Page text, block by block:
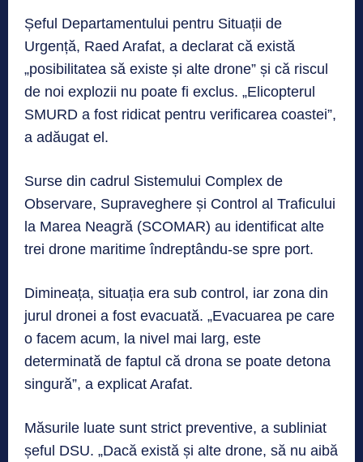
Șeful Departamentului pentru Situații de
Urgență, Raed Arafat, a declarat că există
„posibilitatea să existe și alte drone” și că riscul
de noi explozii nu poate fi exclus. „Elicopterul
SMURD a fost ridicat pentru verificarea coastei”,
a adăugat el.
Surse din cadrul Sistemului Complex de
Observare, Supraveghere și Control al Traficului
la Marea Neagră (SCOMAR) au identificat alte
trei drone maritime îndreptându-se spre port.
Dimineața, situația era sub control, iar zona din
jurul dronei a fost evacuată. „Evacuarea pe care
o facem acum, la nivel mai larg, este
determinată de faptul că drona se poate detona
singură”, a explicat Arafat.
Măsurile luate sunt strict preventive, a subliniat
șeful DSU. „Dacă există și alte drone, să nu aibă